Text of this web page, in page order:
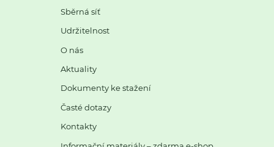
Sběrná síť
Udržitelnost
O nás
Aktuality
Dokumenty ke stažení
Časté dotazy
Kontakty